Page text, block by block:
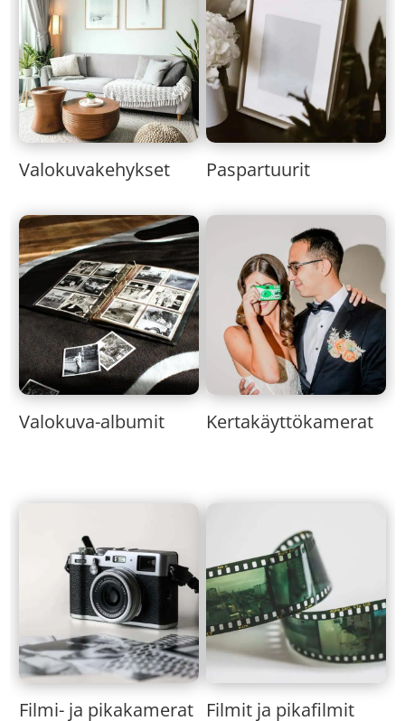
Valokuvakehykset Paspartuurit
Valokuva-albumit Kertakäyttökamerat
Filmi- ja pikakamerat Filmit ja pikafilmit